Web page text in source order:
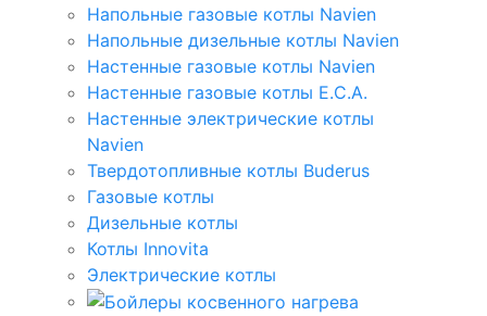
Напольные газовые котлы Navien
Напольные дизельные котлы Navien
Настенные газовые котлы Navien
Настенные газовые котлы E.C.A.
Настенные электрические котлы
Navien
Твердотопливные котлы Buderus
Газовые котлы
Дизельные котлы
Котлы Innovita
Электрические котлы